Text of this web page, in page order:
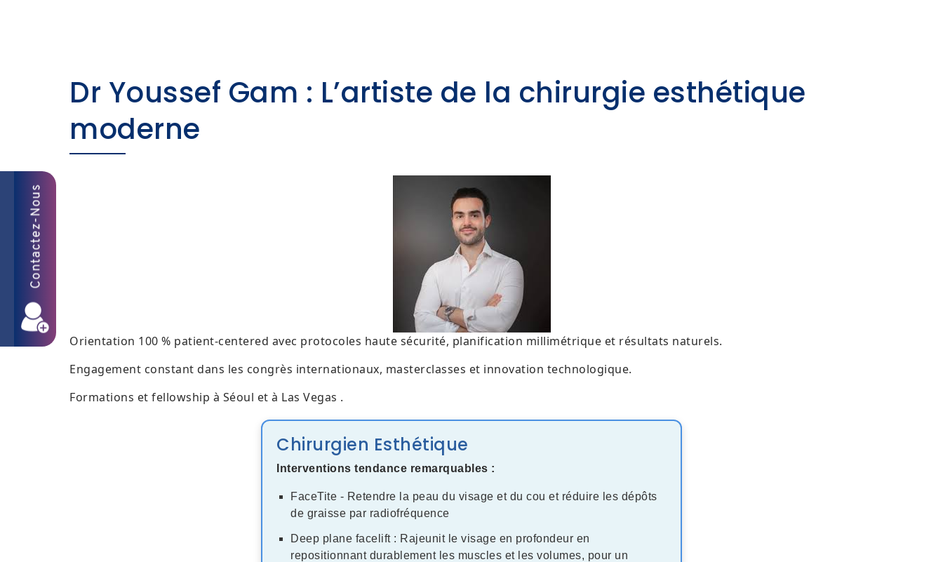
Dr Youssef Gam : L’artiste de la chirurgie esthétique
moderne
Orientation 100 % patient-centered avec protocoles haute sécurité, planification millimétrique et résultats naturels.
Engagement constant dans les congrès internationaux, masterclasses et innovation technologique.
Formations et fellowship à Séoul et à Las Vegas .
Chirurgien Esthétique
Interventions tendance remarquables :
FaceTite - Retendre la peau du visage et du cou et réduire les dépôts
de graisse par radiofréquence
Deep plane facelift : Rajeunit le visage en profondeur en
repositionnant durablement les muscles et les volumes, pour un